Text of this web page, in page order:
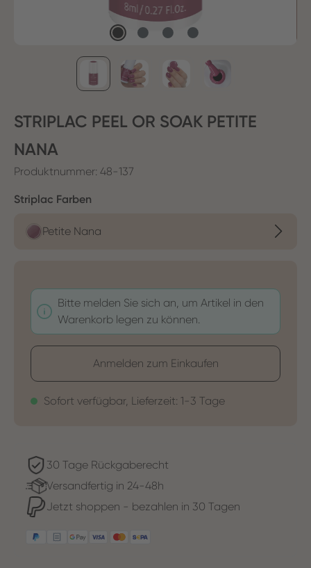
STRIPLAC PEEL OR SOAK PETITE
NANA
Produktnummer: 48-137
Striplac Farben
Petite Nana
Bitte melden Sie sich an, um Artikel in den
Warenkorb legen zu können.
Anmelden zum Einkaufen
Sofort verfügbar, Lieferzeit: 1-3 Tage
30 Tage Rückgaberecht
Versandfertig in 24-48h
Jetzt shoppen - bezahlen in 30 Tagen